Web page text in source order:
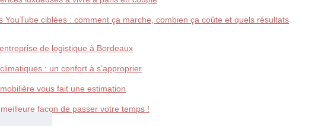
YouTube ciblées : comment ça marche, combien ça coûte et quels résultats
de logistique à Bordeaux
: un confort à s’approprier
vous fait une estimation
façon de passer votre temps !